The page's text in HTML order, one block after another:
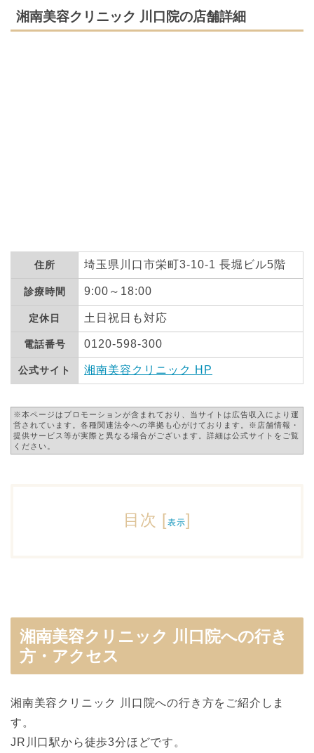
湘南美容クリニック 川口院の店舗詳細
住所 埼玉県川口市栄町3-10-1 長堀ビル5階
診療時間 9:00～18:00
定休日 土日祝日も対応
電話番号 0120-598-300
公式サイト 湘南美容クリニック HP
※本ページはプロモーションが含まれており、当サイトは広告収入により運
営されています。各種関連法令への準拠も心がけております。※店舗情報・
提供サービス等が実際と異なる場合がございます。詳細は公式サイトをご覧
ください。
目次 [表示]
湘南美容クリニック 川口院への行き
方・アクセス
湘南美容クリニック 川口院への行き方をご紹介しま
す。
JR川口駅から徒歩3分ほどです。